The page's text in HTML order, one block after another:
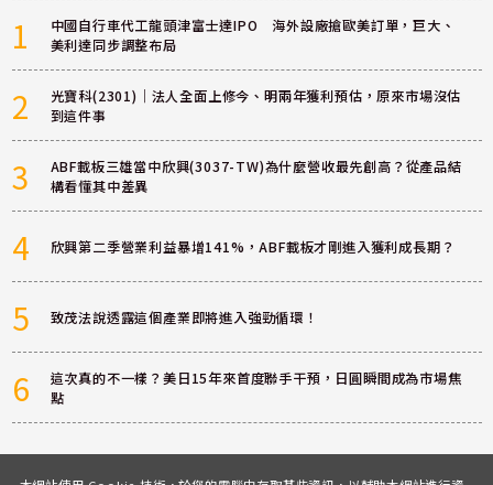
1
中國自行車代工龍頭津富士達IPO 海外設廠搶歐美訂單，巨大、
美利達同步調整布局
2
光寶科(2301)｜法人全面上修今、明兩年獲利預估，原來市場沒估
到這件事
3
ABF載板三雄當中欣興(3037-TW)為什麼營收最先創高？從產品結
構看懂其中差異
4 欣興第二季營業利益暴增141%，ABF載板才剛進入獲利成長期？
5 致茂法說透露這個產業即將進入強勁循環！
6
這次真的不一樣？美日15年來首度聯手干預，日圓瞬間成為市場焦
點